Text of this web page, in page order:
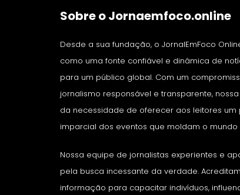
Sobre o Jornaemfoco.online
Desde a sua fundação, o JornalEmFoco
como uma fonte confiável e dinâmica de
para um público global. Com um
jornalismo responsável e transparente,
da necessidade de oferecer aos leitores
imparcial dos eventos que moldam o
Nossa equipe de jornalistas experientes e
pela busca incessante da verdade.
informação para capacitar indivíduos,